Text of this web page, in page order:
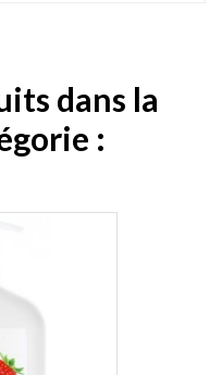
dans la
: